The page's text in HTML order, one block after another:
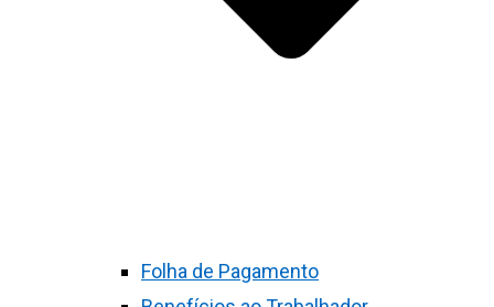
Folha de Pagamento